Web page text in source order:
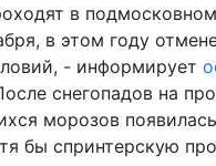
в
в этом году
- информирует
снегопадов на
морозов
бы спринтерскую